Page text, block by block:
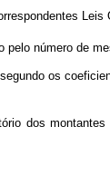
Leis
pelo número de
os
dos